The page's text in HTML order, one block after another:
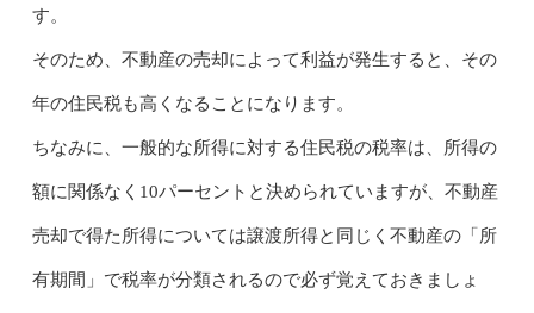
す。
そのため、不動産の売却によって利益が発生すると、その
年の住民税も高くなることになります。
ちなみに、一般的な所得に対する住民税の税率は、所得の
額に関係なく10パーセントと決められていますが、不動産
売却で得た所得については譲渡所得と同じく不動産の「所
有期間」で税率が分類されるので必ず覚えておきましょ